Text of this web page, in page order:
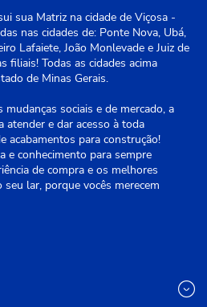
sua Matriz na cidade de Viçosa -
nas cidades de: Ponte Nova, Ubá,
Lafaiete, João Monlevade e Juiz de
filiais! Todas as cidades acima
de Minas Gerais.
mudanças sociais e de mercado, a
atender e dar acesso à toda
acabamentos para construção!
e conhecimento para sempre
de compra e os melhores
lar, porque vocês merecem